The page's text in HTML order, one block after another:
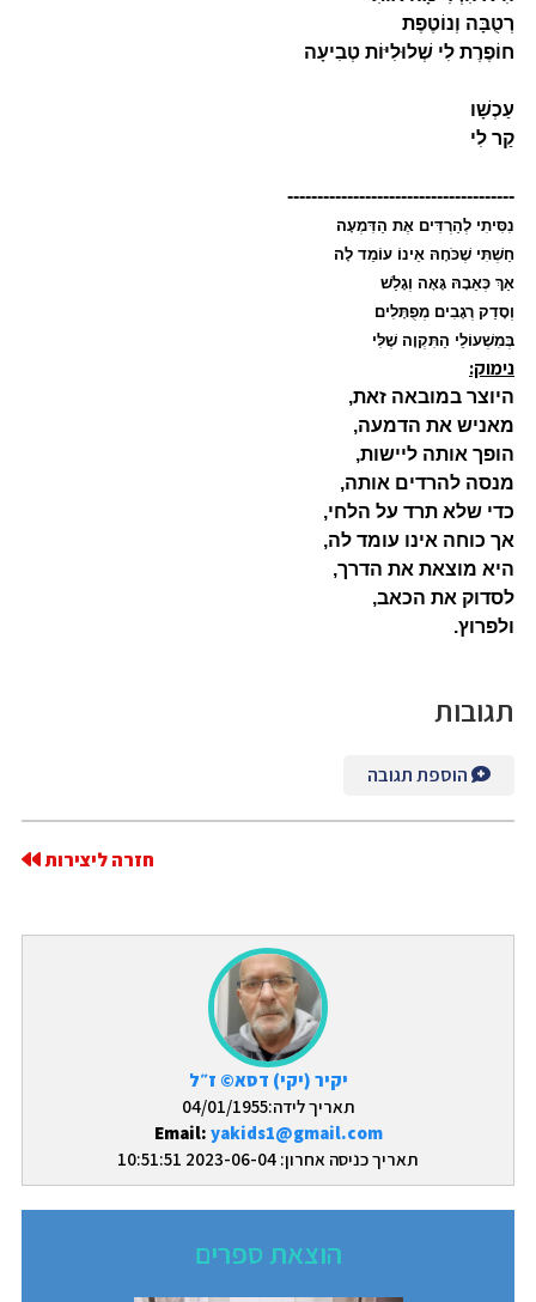
יקיר (יקי) דסא© ז״ל
תאריך לידה:04/01/1955
Email: yakids1@gmail.com
תאריך כניסה אחרון: 2023-06-04 10:51:51
הוצאת ספרים
רְטֻבָּה וְנוֹטֶפֶת
חוֹפֶרֶת לִי שְׁלוּלִיּוֹת טְבִיעָה
עַכְשָׁו
קַר לִי
--------------------------------------
נִסִּיתִי לְהַרְדִּים אֶת הַדִּמְעָה
חַשְׁתִּי שֶׁכֹּחָהּ אֵינוֹ עוֹמֵד לָה
אַךְ כְּאֵבָהּ גָּאָה וְגָלַשׁ
וְסָדַק רְגָבִים מְפֻתָּלִים
בְּמִשְׁעוֹלֵי הַתִּקְוָה שֶׁלִּי
נימוק:
היוצר במובאה זאת,
מאניש את הדמעה,
הופך אותה ליישות,
מנסה להרדים אותה,
כדי שלא תרד על הלחי,
אך כוחה אינו עומד לה,
היא מוצאת את הדרך,
לסדוק את הכאב,
ולפרוץ.
תגובות
הוספת תגובה
חזרה ליצירות